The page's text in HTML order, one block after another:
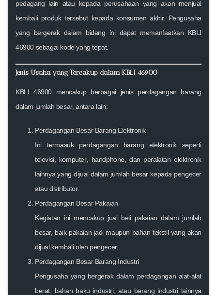
pedagang lain atau kepada perusahaan yang akan menjual
kembali produk tersebut kepada konsumen akhir. Pengusaha
yang bergerak dalam bidang ini dapat memanfaatkan KBLI
46900 sebagai kode yang tepat.
Jenis Usaha yang Tercakup dalam KBLI 46900
KBLI 46900 mencakup berbagai jenis perdagangan barang
dalam jumlah besar, antara lain:
Perdagangan Besar Barang Elektronik
Ini termasuk perdagangan barang elektronik seperti
televisi, komputer, handphone , dan peralatan elektronik
lainnya yang dijual dalam jumlah besar kepada pengecer
atau distributor.
Perdagangan Besar Pakaian
Kegiatan ini mencakup jual beli pakaian dalam jumlah
besar, baik pakaian jadi maupun bahan tekstil yang akan
dijual kembali oleh pengecer.
Perdagangan Besar Barang Industri
Pengusaha yang bergerak dalam perdagangan alat-alat
berat, bahan baku industri, atau barang industri lainnya